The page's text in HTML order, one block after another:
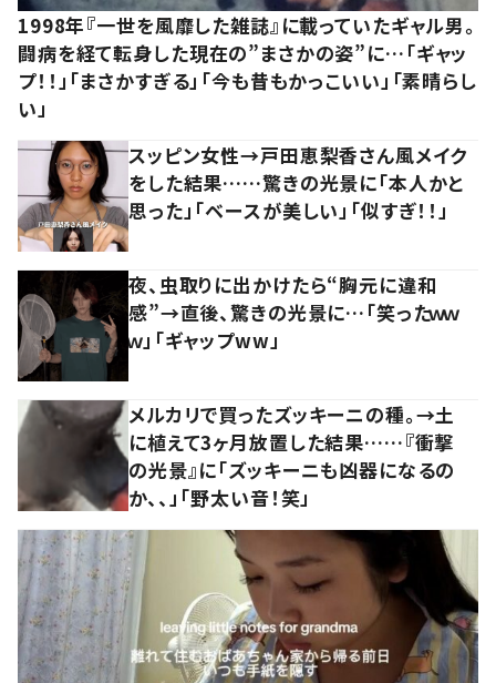
1998年『一世を風靡した雑誌』に載っていたギャル男。
闘病を経て転身した現在の”まさかの姿”に…「ギャッ
プ！！」「まさかすぎる」「今も昔もかっこいい」「素晴らし
い」
スッピン女性→戸田恵梨香さん風メイク
をした結果……驚きの光景に「本人かと
思った」「ベースが美しい」「似すぎ！！」
夜、虫取りに出かけたら“胸元に違和
感”→直後、驚きの光景に…「笑ったｗｗ
ｗ」「ギャップww」
メルカリで買ったズッキーニの種。→土
に植えて3ヶ月放置した結果……『衝撃
の光景』に「ズッキーニも凶器になるの
か、、」「野太い音！笑」